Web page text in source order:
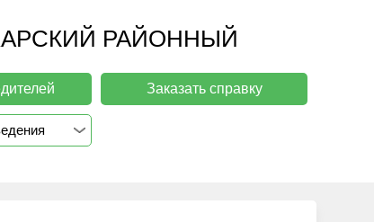
РАЙОННЫЙ
Заказать справку